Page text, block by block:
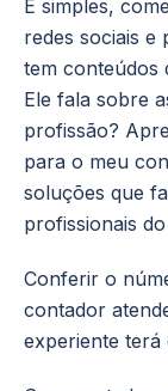
É simples,
redes sociais e
tem conteúdos
Ele fala sobre
profissão?
para o meu
soluções que
profissionais
Conferir o
contador
experiente